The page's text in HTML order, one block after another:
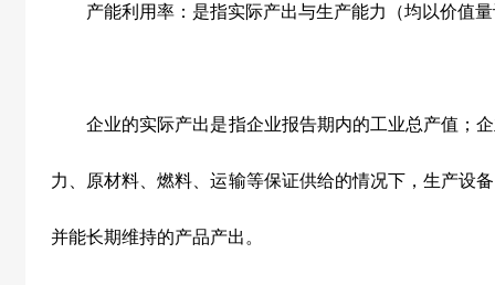
产能利用率：是指实际产出与生产能力（均以价值量
企业的实际产出是指企业报告期内的工业总产值；企
力、原材料、燃料、运输等保证供给的情况下，生产设
并能长期维持的产品产出。